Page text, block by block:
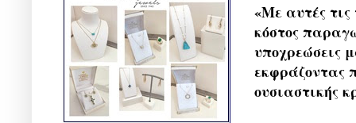
«Με αυτές
κόστος
υποχρεώσεις
εκφράζοντας
ουσιαστικής